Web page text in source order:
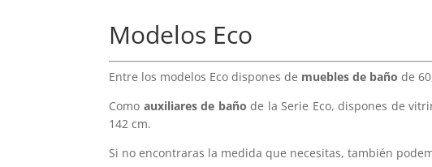
Modelos Eco
Entre los modelos Eco dispones de muebles de baño de
Como auxiliares de baño de la Serie Eco, dispones de
142 cm.
Si no encontraras la medida que necesitas, también